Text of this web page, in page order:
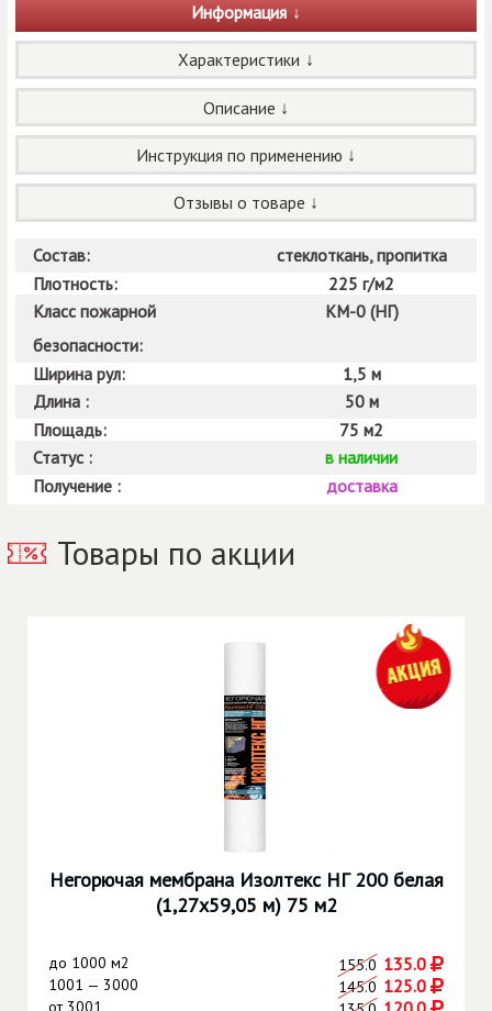
Информация
Характеристики
Описание
Инструкция по применению
Отзывы о товаре
Состав:
стеклоткань, пропитка
Плотность:
225 г/м2
Класс пожарной
безопасности:
КМ-0 (НГ)
Ширина рул:
1,5 м
Длина :
50 м
Площадь:
75 м2
Статус :
в наличии
Получение :
доставка
Товары по акции
Негорючая мембрана Изолтекс НГ 200 белая
(1,27х59,05 м) 75 м2
до 1000 м2 155.0 135.0
1001 — 3000 145.0 125.0
от3001